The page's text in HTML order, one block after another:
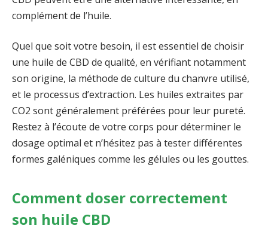
complément de l’huile.
Quel que soit votre besoin, il est essentiel de choisir
une huile de CBD de qualité, en vérifiant notamment
son origine, la méthode de culture du chanvre utilisé,
et le processus d’extraction. Les huiles extraites par
CO2 sont généralement préférées pour leur pureté.
Restez à l’écoute de votre corps pour déterminer le
dosage optimal et n’hésitez pas à tester différentes
formes galéniques comme les gélules ou les gouttes.
Comment doser correctement
son huile CBD